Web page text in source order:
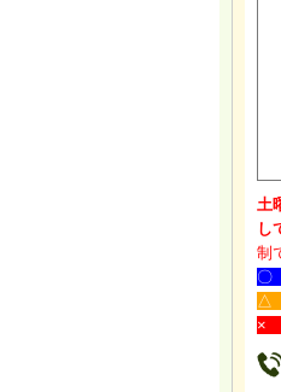
土
し
制
〇
△
×